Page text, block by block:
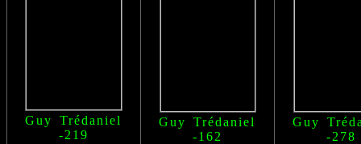
Guy Trédaniel
-219
Guy Trédaniel
-162
Guy
-278